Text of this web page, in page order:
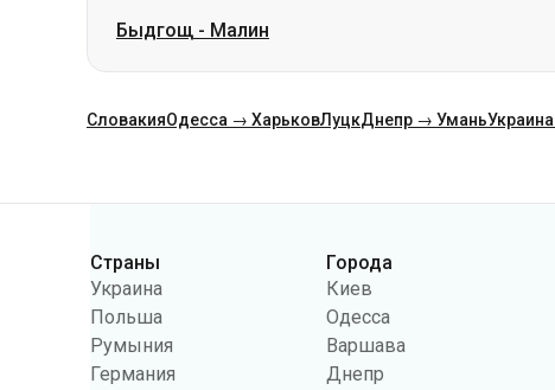
Быдгощ - Малин
СловакияОдесса → ХарьковЛуцкДнепр → УманьУкраина
Категории
Страны
Украина
Польша
Румыния
Германия
Города
Киев
Одесса
Варшава
Днепр